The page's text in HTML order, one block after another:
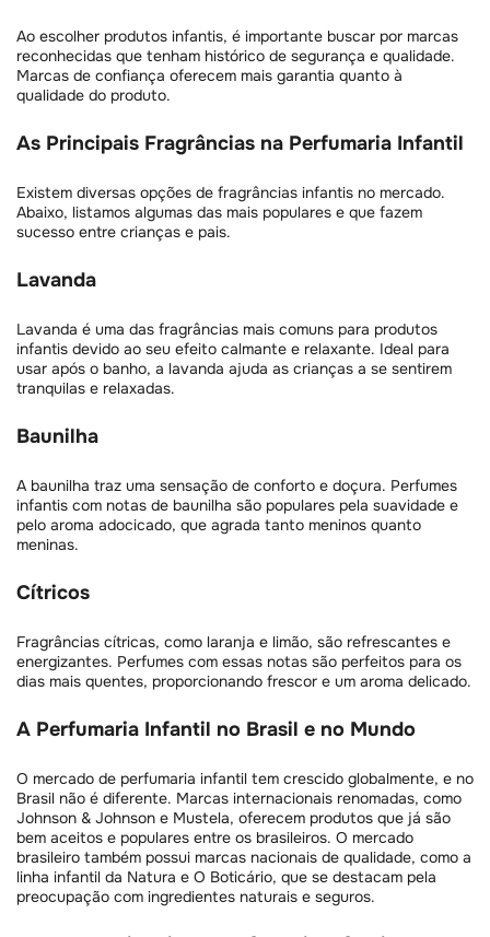
Ao escolher produtos infantis, é importante buscar por marcas
reconhecidas que tenham histórico de segurança e qualidade.
Marcas de confiança oferecem mais garantia quanto à
qualidade do produto.
As Principais Fragrâncias na Perfumaria Infantil
Existem diversas opções de fragrâncias infantis no mercado.
Abaixo, listamos algumas das mais populares e que fazem
sucesso entre crianças e pais.
Lavanda
Lavanda é uma das fragrâncias mais comuns para produtos
infantis devido ao seu efeito calmante e relaxante. Ideal para
usar após o banho, a lavanda ajuda as crianças a se sentirem
tranquilas e relaxadas.
Baunilha
A baunilha traz uma sensação de conforto e doçura. Perfumes
infantis com notas de baunilha são populares pela suavidade e
pelo aroma adocicado, que agrada tanto meninos quanto
meninas.
Cítricos
Fragrâncias cítricas, como laranja e limão, são refrescantes e
energizantes. Perfumes com essas notas são perfeitos para os
dias mais quentes, proporcionando frescor e um aroma delicado.
A Perfumaria Infantil no Brasil e no Mundo
O mercado de perfumaria infantil tem crescido globalmente, e no
Brasil não é diferente. Marcas internacionais renomadas, como
Johnson & Johnson e Mustela, oferecem produtos que já são
bem aceitos e populares entre os brasileiros. O mercado
brasileiro também possui marcas nacionais de qualidade, como a
linha infantil da Natura e O Boticário, que se destacam pela
preocupação com ingredientes naturais e seguros.